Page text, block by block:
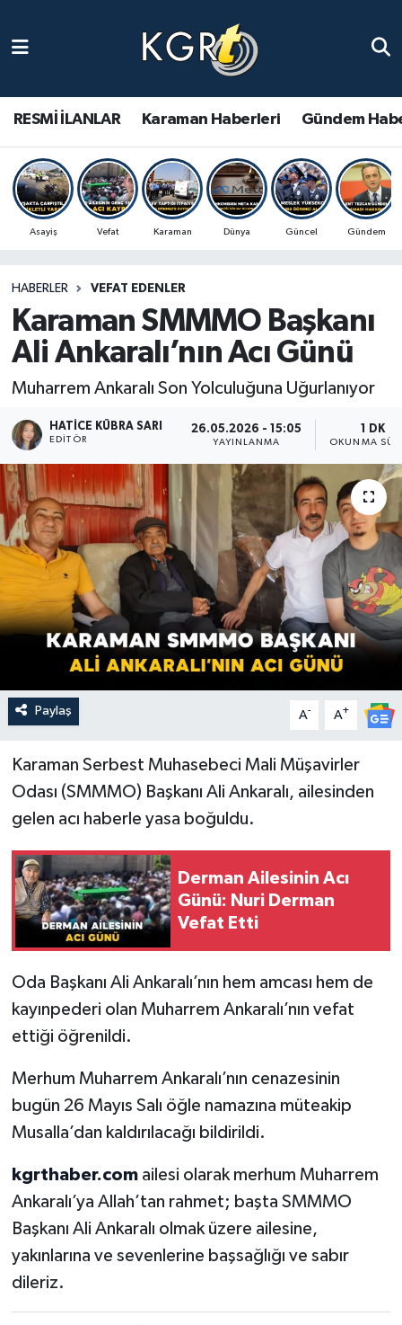
RESMİ İLANLAR Karaman Haberleri Gündem
Asayiş Vefat Karaman Dünya Güncel Gündem
HABERLER VEFAT EDENLER
Karaman SMMMO Başkanı
Ali Ankaralı’nın Acı Günü
Muharrem Ankaralı Son Yolculuğuna Uğurlanıyor
HATICE KÜBRA SARI
EDITÖR
26.05.2026 - 15:05
YAYINLANMA
1 DK
OKUNMA
Paylaş A- A+
Karaman Serbest Muhasebeci Mali Müşavirler
Odası (SMMMO) Başkanı Ali Ankaralı, ailesinden
gelen acı haberle yasa boğuldu.
Derman Ailesinin Acı
Günü: Nuri Derman
Vefat Etti
Oda Başkanı Ali Ankaralı’nın hem amcası hem de
kayınpederi olan Muharrem Ankaralı’nın vefat
ettiği öğrenildi.
Merhum Muharrem Ankaralı’nın cenazesinin
bugün 26 Mayıs Salı öğle namazına müteakip
Musalla’dan kaldırılacağı bildirildi.
kgrthaber.comailesi olarak merhum Muharrem
Ankaralı’ya Allah’tan rahmet; başta SMMMO
Başkanı Ali Ankaralı olmak üzere ailesine,
yakınlarına ve sevenlerine başsağlığı ve sabır
dileriz.
Gündem Haberleri
Güncel Haberler
Spor Haberleri
Ulusal Haberler
Vefat Edenler